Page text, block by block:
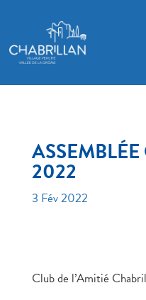
2022
3 Fév 2022
Club de l’Amitié